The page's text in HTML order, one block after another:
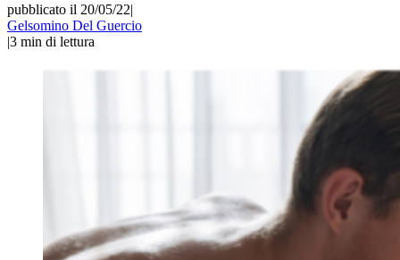
pubblicato il 20/05/22|
Gelsomino Del Guercio
|3 min di lettura